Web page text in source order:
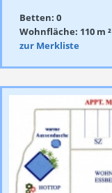
Betten: 0
Wohnfläche: 110 m ²
zur Merkliste